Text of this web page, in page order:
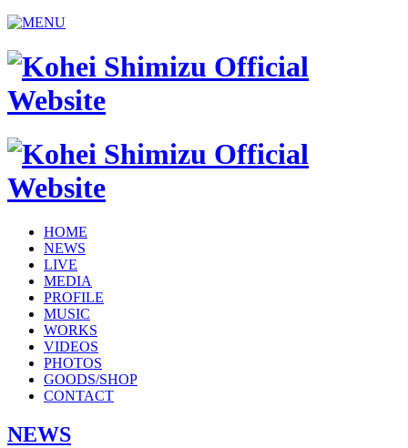
HOME
NEWS
LIVE
MEDIA
PROFILE
MUSIC
WORKS
VIDEOS
PHOTOS
GOODS/SHOP
CONTACT
NEWS